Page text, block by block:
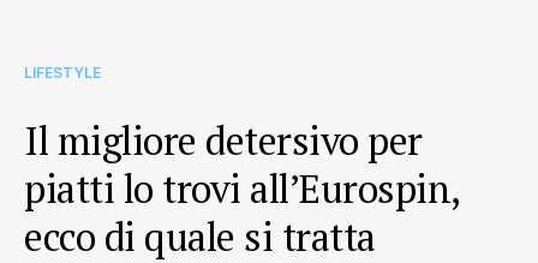
LIFESTYLE
Il migliore detersivo per
piatti lo trovi all’Eurospin,
ecco di quale si tratta